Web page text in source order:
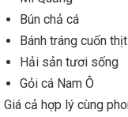
Bún chả cá
Bánh tráng cuốn
Hải sản tươi sống
Gỏi cá Nam Ô
Giá cả hợp lý cùng